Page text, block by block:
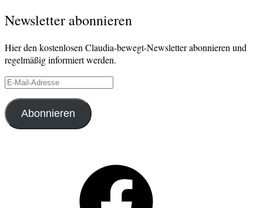
Newsletter abonnieren
Hier den kostenlosen Claudia-bewegt-Newsletter abonnieren und
regelmäßig informiert werden.
E-
Adresse
Abonnieren